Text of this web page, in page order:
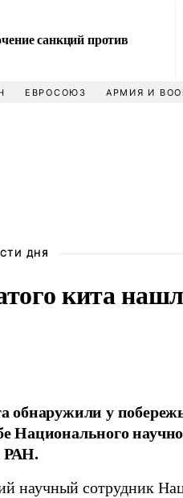
санкций против
ЕВРОСОЮЗ АРМИЯ И
ДНЯ
кита
обнаружили у
Национального
научный сотрудник